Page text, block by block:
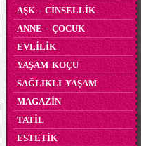
AŞK - CİNSELLİK
ANNE - ÇOCUK
EVLİLİK
YAŞAM KOÇU
SAĞLIKLI YAŞAM
MAGAZİN
TATİL
ESTETİK